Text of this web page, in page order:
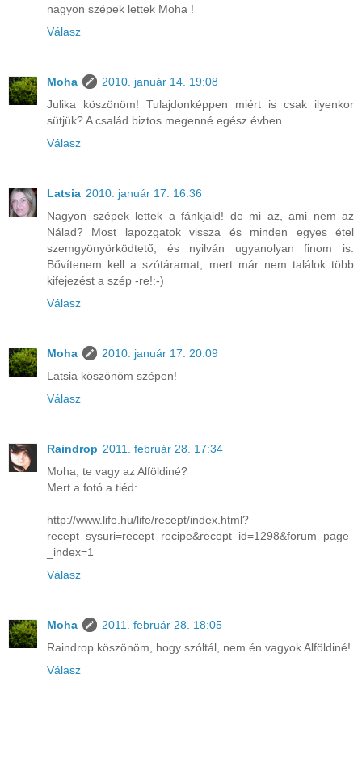
nagyon szépek lettek Moha !
Válasz
Moha
2010. január 14. 19:08
Julika köszönöm! Tulajdonképpen miért is csak ilyenkor
sütjük? A család biztos megenné egész évben...
Válasz
Latsia 2010. január 17. 16:36
Nagyon szépek lettek a fánkjaid! de mi az, ami nem az
Nálad? Most lapozgatok vissza és minden egyes étel
szemgyönyörködtető, és nyilván ugyanolyan finom is.
Bővítenem kell a szótáramat, mert már nem találok több
kifejezést a szép -re!:-)
Válasz
Moha
2010. január 17. 20:09
Latsia köszönöm szépen!
Válasz
Raindrop 2011. február 28. 17:34
Moha, te vagy az Alföldiné?
Mert a fotó a tiéd:
http://www.life.hu/life/recept/index.html?
recept_sysuri=recept_recipe&recept_id=1298&forum_page
_index=1
Válasz
Moha
2011. február 28. 18:05
Raindrop köszönöm, hogy szóltál, nem én vagyok Alföldiné!
Válasz